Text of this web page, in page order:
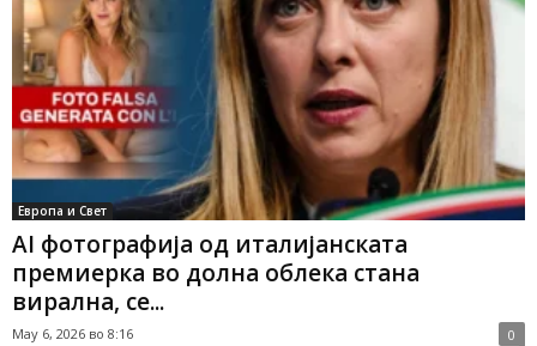
Европа и Свет
AI фотографија од италијанската
премиерка во долна облека стана
вирална, се...
May 6, 2026 во 8:16 0